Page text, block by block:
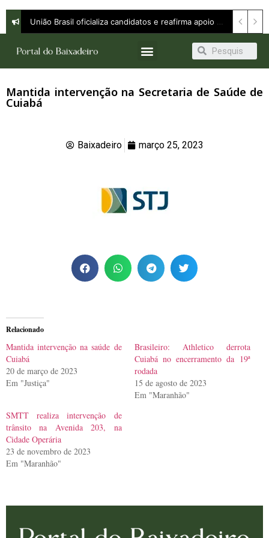
Mantida intervenção na Secretaria de Saúde de
Cuiabá
Baixadeiro março 25, 2023
Relacionado
Mantida intervenção na saúde de
Cuiabá
20 de março de 2023
Em "Justiça"
Brasileiro: Athletico derrota
Cuiabá no encerramento da 19ª
rodada
15 de agosto de 2023
Em "Maranhão"
SMTT realiza intervenção de
trânsito na Avenida 203, na
Cidade Operária
23 de novembro de 2023
Em "Maranhão"